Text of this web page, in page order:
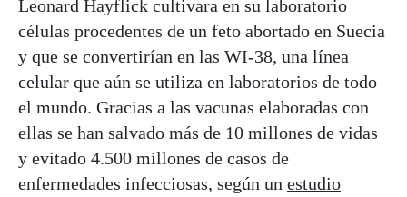
Leonard Hayflick cultivara en su laboratorio
células procedentes de un feto abortado en Suecia
y que se convertirían en las WI-38, una línea
celular que aún se utiliza en laboratorios de todo
el mundo. Gracias a las vacunas elaboradas con
ellas se han salvado más de 10 millones de vidas
y evitado 4.500 millones de casos de
enfermedades infecciosas, según un estudio